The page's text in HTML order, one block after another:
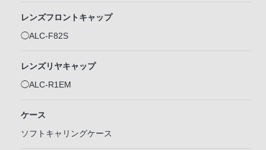
レンズフロントキャップ
◯ALC-F82S
レンズリヤキャップ
◯ALC-R1EM
ケース
ソフトキャリングケース